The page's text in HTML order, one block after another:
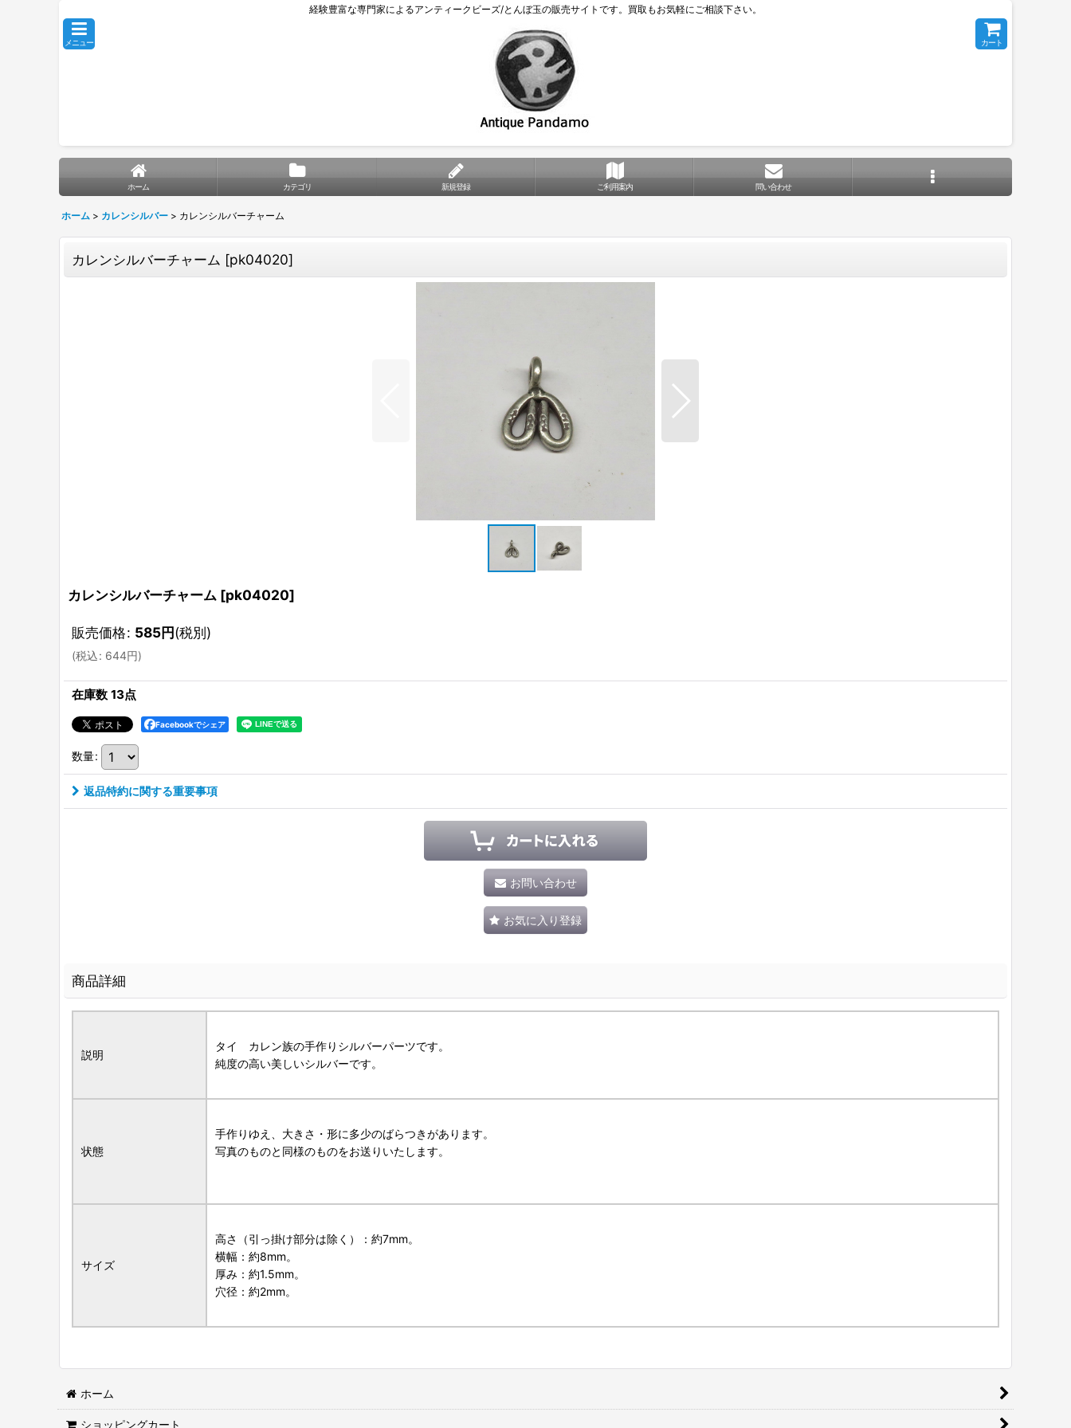
経験豊富な専門家によるアンティークビーズ/とんぼ玉の販売サイトです。買取もお気軽にご相談下さい。
メニュー カート
ホーム カテゴリ 新規登録 ご利用案内 問い合わせ
ホーム > カレンシルバー > カレンシルバーチャーム
カレンシルバーチャーム [pk04020]
カレンシルバーチャーム [pk04020]
販売価格: 585円(税別)
(税込: 644円)
在庫数 13点
Facebookでシェア
数量:
返品特約に関する重要事項
お問い合わせ
お気に入り登録
商品詳細
説明
タイ カレン族の手作りシルバーパーツです。
純度の高い美しいシルバーです。
状態
手作りゆえ、大きさ・形に多少のばらつきがあります。
写真のものと同様のものをお送りいたします。
サイズ
高さ（引っ掛け部分は除く）：約7mm。
横幅：約8mm。
厚み：約1.5mm。
穴径：約2mm。
ホーム
ショッピングカート